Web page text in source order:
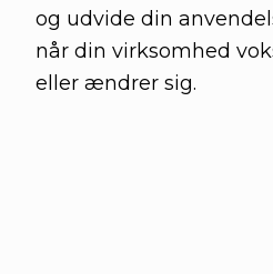
og udvide din
når din virksomhed
eller ændrer sig.